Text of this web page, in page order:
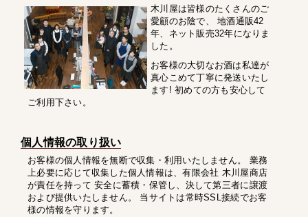
木川屋は皆様のたくさんのご
愛顧のお陰で、 地酒通販42
年、ネット販売32年になりま
した。
お客様の大切なお酒は私達が
真心こめて丁寧に発送いたし
ます! 初めての方も安心して
ご利用下さい。
個人情報の取り扱い
お客様の個人情報を無断で収集・利用いたしません。 業務
上必要に応じて収集した個人情報は、有限会社 木川屋商店
が責任を持って 安全に蓄積・保管し、決して第三者に譲渡
および提供いたしません。 当サイトは常時SSL接続でお客
様の情報を守ります。